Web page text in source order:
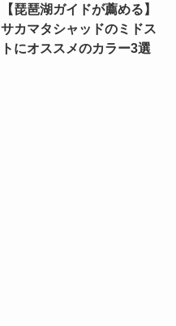
【琵琶湖ガイドが薦める】
サカマタシャッドのミドス
トにオススメのカラー3選